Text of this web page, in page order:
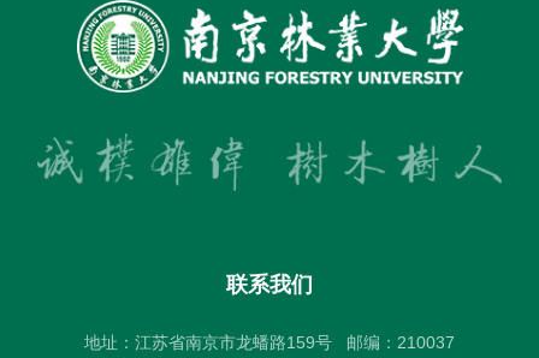
联系我们
地址：江苏省南京市龙蟠路159号 邮编：210037